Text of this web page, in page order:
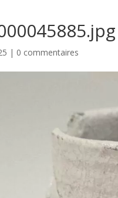
| 0 commentaires